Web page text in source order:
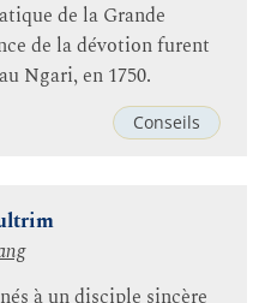
de la Grande
de la dévotion furent
Ngari, en 1750.
Conseils
à un disciple sincère